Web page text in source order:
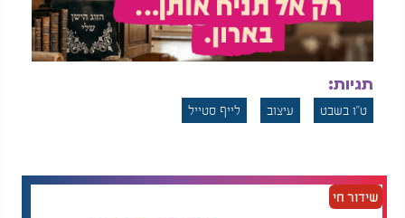
מערכת כלים פרחונית תשתלב היטב עם הקונספט, אך
גם צלחות בגוונים בהירים וסולידיים יעשו את העבודה.
לצידן אפשר להוסיף סלסלות קש, קישוטי נייר בעבודת
יד, או אלמנטים קטנים שהוכנו בבית, שמכניסים אופי
אישי ותחושת חג אמיתית.
החורף. כך מתקבל שולחן שמספר סיפור של טבע,
שורשיות ושפע, ומעניק לאירוח בט"ו בשבט נוכחות
תגיות:
ט"ו בשבט עיצוב לייף סטייל
שידור חי